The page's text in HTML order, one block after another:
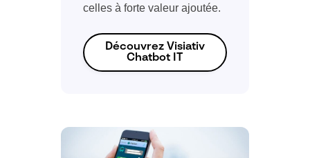
celles à forte valeur ajoutée.
Découvrez Visiativ
Chatbot IT